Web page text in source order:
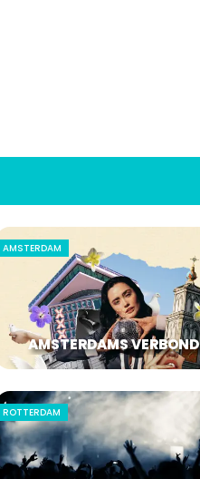
AMSTERDAM
AMSTERDAMS VERBOND
ROTTERDAM